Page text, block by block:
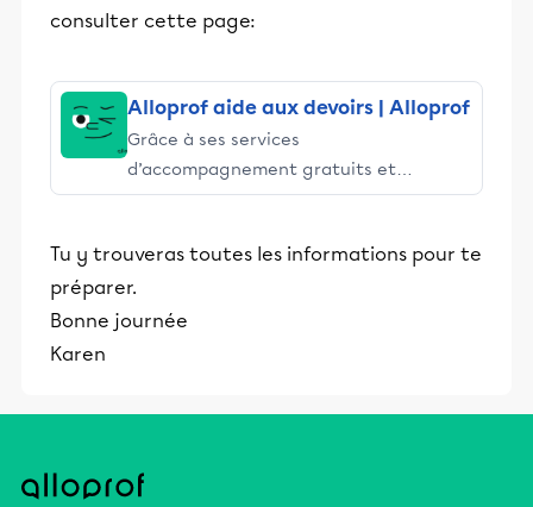
consulter cette page:
Alloprof aide aux devoirs | Alloprof
Grâce à ses services
d’accompagnement gratuits et
stimulants, Alloprof engage les élèves
éducative.
Tu y trouveras toutes les informations pour te
préparer.
Bonne journée
Karen